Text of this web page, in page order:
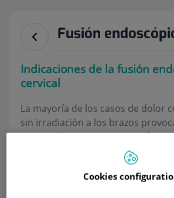
Fusión
Indicaciones de la fusión
cervical
La mayoría de los casos de dolor
sin irradiación a los brazos
hernias discales o estenosis
pueden resolver mediante
Sin embargo en algunos casos es
inserción de implantes en la
Cookies